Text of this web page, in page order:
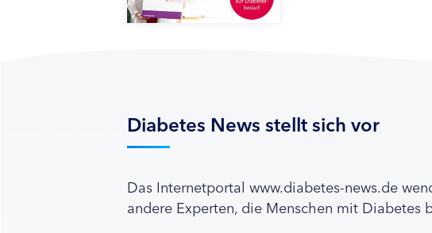
Diabetes News stellt sich vor
Das Internetportal www.diabetes-news.de
andere Experten, die Menschen mit Diabetes